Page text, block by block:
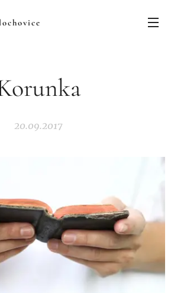
20.09.2017